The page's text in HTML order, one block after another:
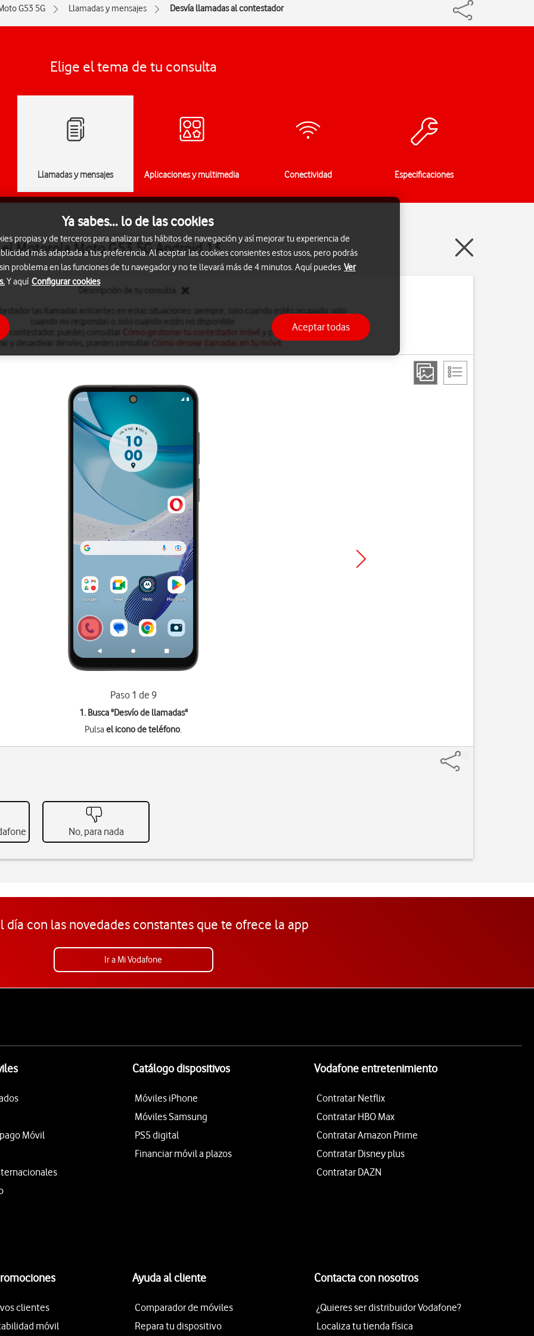
G53 5G Llamadas y mensajes Desvía llamadas al contestador
Elige el tema de tu consulta
Llamadas y mensajes Aplicaciones y multimedia Conectividad Especificaciones
Motorola Moto G53 5G Android 13
el contestador, puedes consultar
Cómo gestionar tu contestador móvil
y para saber más sobre
y desactivar desvíos, puedes consultar
Cómo desviar llamadas en tu móvil.
Paso 1 de 9
1. Busca "Desvío de llamadas"
Pulsael icono de teléfono.
No, para nada
día con las novedades constantes que te ofrece la app
Ir a Mi Vodafone
Móvil
Catálogo dispositivos
Móviles iPhone
Móviles Samsung
PS5 digital
Financiar móvil a plazos
Vodafone entretenimiento
Contratar Netflix
Contratar HBO Max
Contratar Amazon Prime
Contratar Disney plus
Contratar DAZN
clientes
móvil
Ayuda al cliente
Comparador de móviles
Repara tu dispositivo
Contacta con nosotros
¿Quieres ser distribuidor Vodafone?
Localiza tu tienda física
Ya sabes... lo de las cookies
propias y de terceros para analizar tus hábitos de navegación y así mejorar tu experiencia de
más adaptada a tus preferencia. Al aceptar las cookies consientes estos usos, pero podrás
problema en las funciones de tu navegador y no te llevará más de 4 minutos. Aquí puedes Ver
Y aquí Configurar cookies
Aceptar todas